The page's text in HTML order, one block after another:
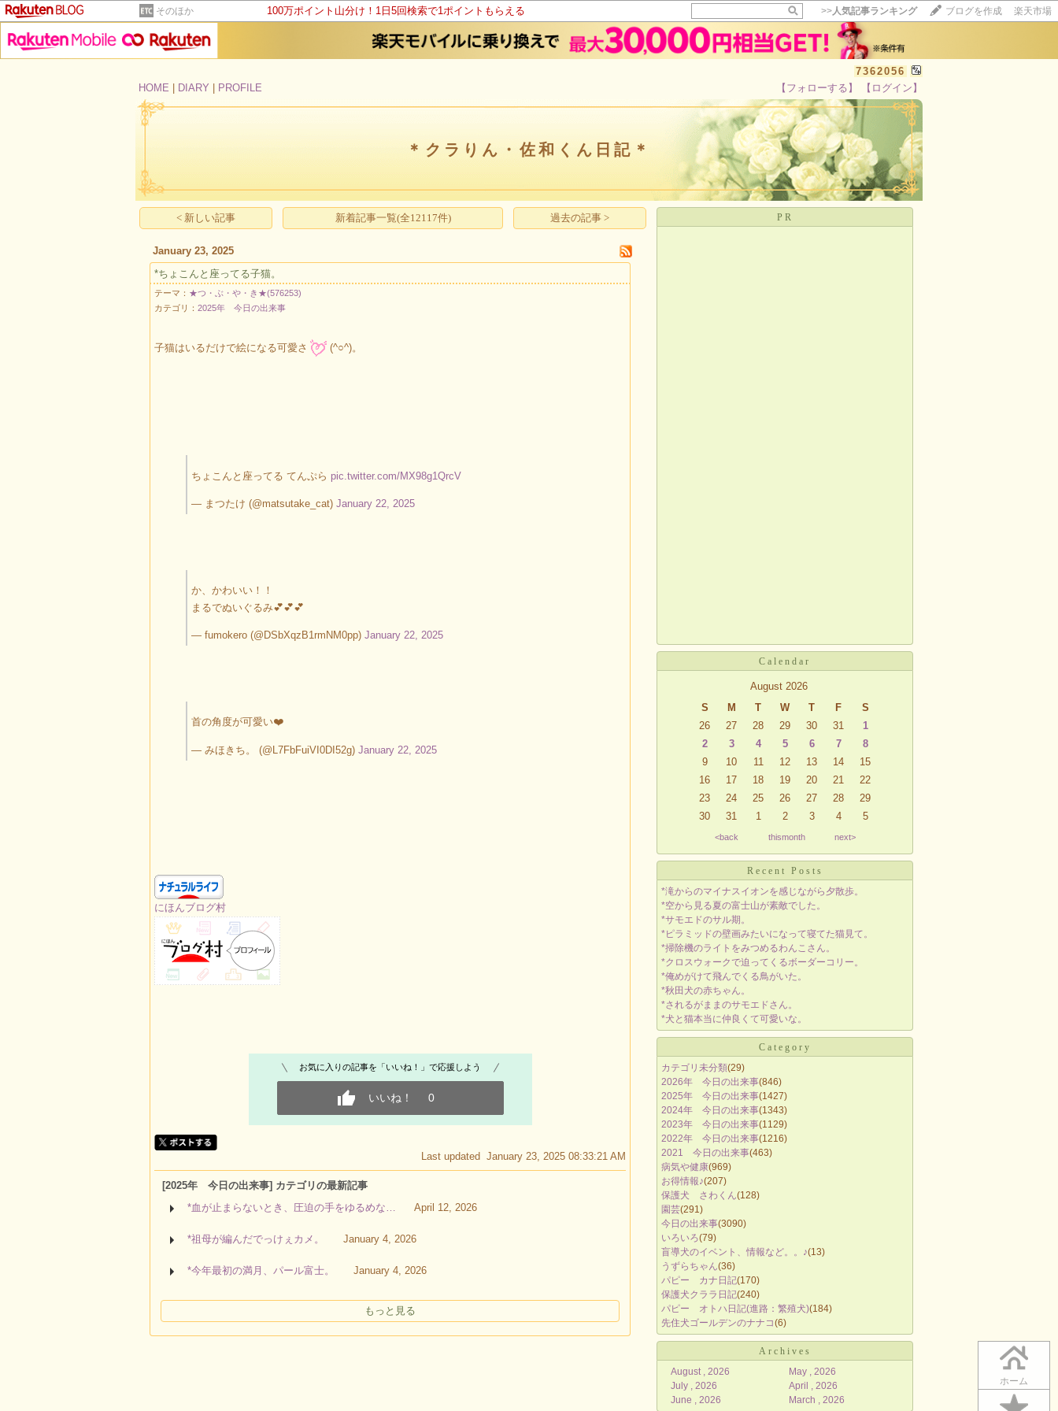
そのほか 100万ポイント山分け！1日5回検索で1ポイントもらえる >>人気記事ランキング ブログを作成 楽天市場
7362056
HOME
DIARY PROFILE 【フォローする】 【ログイン】
＊クラりん・佐和くん日記＊
ホーム
15記事にいいね！で1ポイント
10秒滞在
いいね!
< 新しい記事 新着記事一覧(全12117件) 過去の記事 >
January 23, 2025
*ちょこんと座ってる子猫。
テーマ： ★つ・ぶ・や・き★(576253)
カテゴリ：2025年 今日の出来事
子猫はいるだけで絵になる可愛さ (^○^)。
ちょこんと座ってる てんぷら pic.twitter.com/MX98g1QrcV
— まつたけ (@matsutake_cat)January 22, 2025
か、かわいい！！
まるでぬいぐるみ💕💕💕
— fumokero (@DSbXqzB1rmNM0pp)January 22, 2025
首の角度が可愛い❤️
— みほきち。 (@L7FbFuiVI0DI52g)January 22, 2025
にほんブログ村
お気に入りの記事を「いいね！」で応援しよう
いいね！ 0
Last updated January 23, 2025 08:33:21 AM
[2025年 今日の出来事] カテゴリの最新記事
*血が止まらないとき、圧迫の手をゆるめな…
April 12, 2026
*祖母が編んだでっけぇカメ。 January 4, 2026
*今年最初の満月、パール富士。 January 4, 2026
もっと見る
PR
Calendar
August 2026
S
M T W T F
S
26
27 28 29 30 31
1
2
3 4 5 6 7
8
9
10 11 12 13 14
15
16
17 18 19 20 21
22
23
24 25 26 27 28
29
30
31 1 2 3 4 5
<back thismonth next>
Recent Posts
*滝からのマイナスイオンを感じながら夕散歩。
*空から見る夏の富士山が素敵でした。
*サモエドのサル期。
*ピラミッドの壁画みたいになって寝てた猫見て。
*掃除機のライトをみつめるわんこさん。
*クロスウォークで迫ってくるボーダーコリー。
*俺めがけて飛んでくる鳥がいた。
*秋田犬の赤ちゃん。
*されるがままのサモエドさん。
*犬と猫本当に仲良くて可愛いな。
Category
カテゴリ未分類(29)
2026年 今日の出来事(846)
2025年 今日の出来事(1427)
2024年 今日の出来事(1343)
2023年 今日の出来事(1129)
2022年 今日の出来事(1216)
2021 今日の出来事(463)
病気や健康(969)
お得情報♪(207)
保護犬 さわくん(128)
園芸(291)
今日の出来事(3090)
いろいろ(79)
盲導犬のイベント、情報など。。♪(13)
うずらちゃん(36)
パピー カナ日記(170)
保護犬クララ日記(240)
パピー オトハ日記(進路：繁殖犬)(184)
先住犬ゴールデンのナナコ(6)
Archives
August , 2026
July , 2026
June , 2026
May , 2026
April , 2026
March , 2026